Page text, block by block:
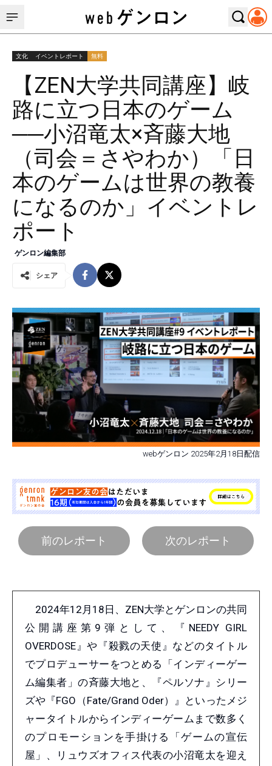
文化 イベントレポート 無料
【ZEN大学共同講座】岐
路に立つ日本のゲーム
──小沼竜太×斉藤大地
（司会＝さやわか）「日
本のゲームは世界の教養
になるのか」イベントレ
ポート
ゲンロン編集部
シェア
webゲンロン 2025年2月18日配信
前のレポート 次のレポート
2024年12月18日、ZEN大学とゲンロンの共同
公開講座第9弾として、『NEEDY GIRL
OVERDOSE』や『殺戮の天使』などのタイトル
でプロデューサーをつとめる「インディーゲー
ム編集者」の斉藤大地と、『ペルソナ』シリー
ズや『FGO（Fate/Grand Oder）』といったメジ
ャータイトルからインディーゲームまで数多く
のプロモーションを手掛ける「ゲームの宣伝
屋」、リュウズオフィス代表の小沼竜太を迎え